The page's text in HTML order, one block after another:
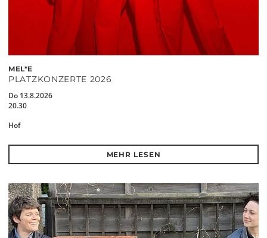
MEL*E
PLATZKONZERTE 2026
Do 13.8.2026
20.30
Hof
MEHR LESEN